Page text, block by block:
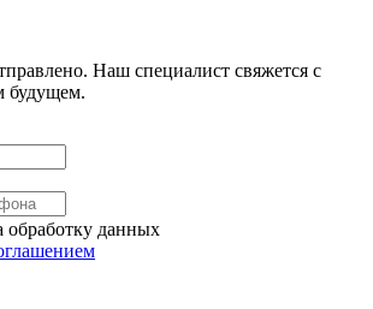
Наш специалист свяжется с
будущем.
обработку данных